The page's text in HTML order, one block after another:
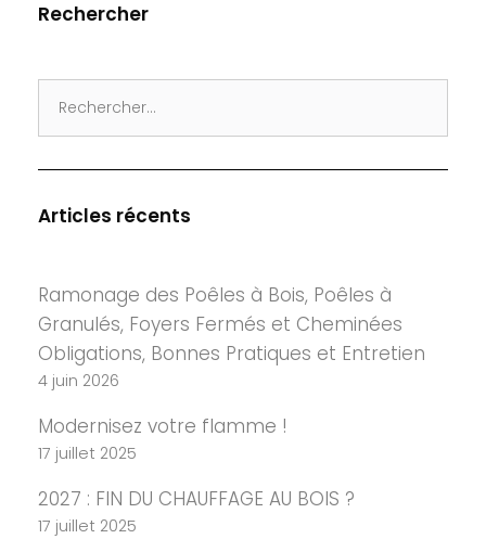
Rechercher
for:
Articles récents
Ramonage des Poêles à Bois, Poêles à
Granulés, Foyers Fermés et Cheminées
Obligations, Bonnes Pratiques et Entretien
4 juin 2026
Modernisez votre flamme !
17 juillet 2025
2027 : FIN DU CHAUFFAGE AU BOIS ?
17 juillet 2025